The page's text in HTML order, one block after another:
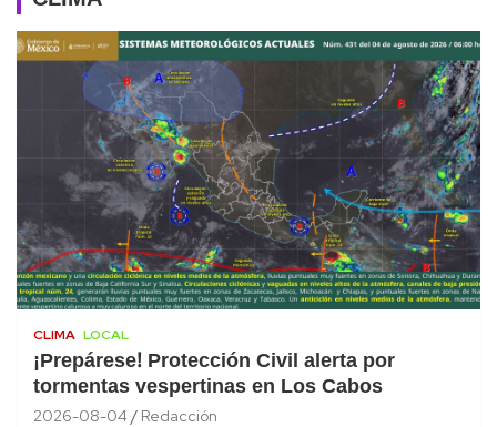
CLIMA LOCAL
¡Prepárese! Protección Civil alerta por
tormentas vespertinas en Los Cabos
2026-08-04 Redacción